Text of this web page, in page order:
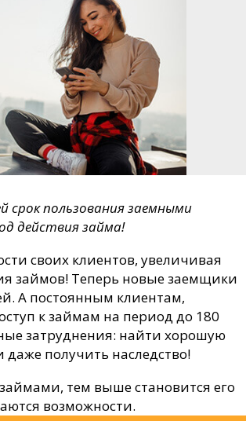
срок пользования заемными
действия займа!
своих клиентов, увеличивая
займов! Теперь новые заемщики
А постоянным клиентам,
к займам на период до 180
затруднения: найти хорошую
даже получить наследство!
тем выше становится его
возможности.